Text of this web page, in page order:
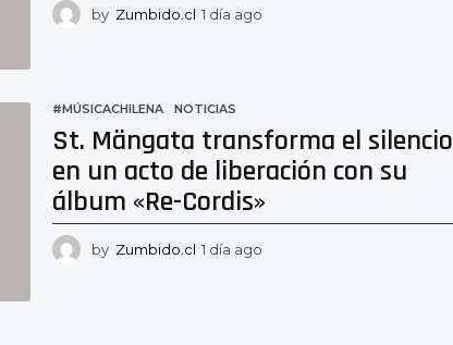
by Zumbido.cl 1 día ago
o
#MÚSICACHILENA ,NOTICIAS
St. Mängata transforma el silencio
en un acto de liberación con su
álbum «Re-Cordis»
by Zumbido.cl 1 día ago